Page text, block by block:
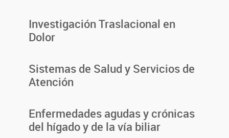
Investigación Traslacional en
Dolor
Sistemas de Salud y Servicios de
Atención
Enfermedades agudas y crónicas
del hígado y de la vía biliar